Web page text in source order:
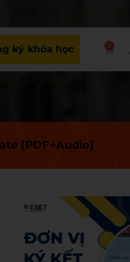
ký khóa học 0
[PDF+Audio]